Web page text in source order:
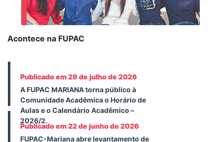
Acontece na FUPAC
Publicado em 29 de julho de 2026
A FUPAC MARIANA torna público à
Comunidade Acadêmica o Horário de
Aulas e o Calendário Acadêmico –
2026/2.
Publicado em 22 de junho de 2026
FUPAC-Mariana abre levantamento de